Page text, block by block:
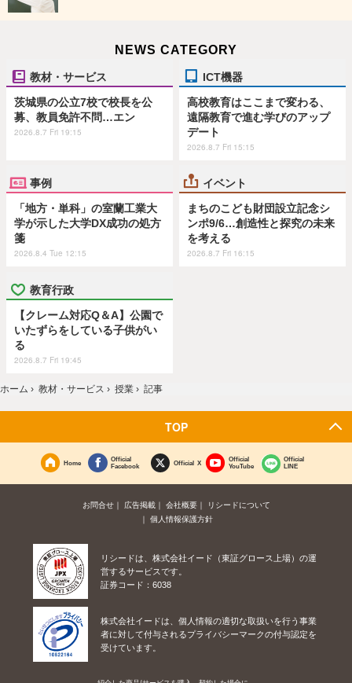
NEWS CATEGORY
教材・サービス
茨城県の公立7校で校長を公
募、教員免許不問…エン
2026.8.7 Fri 19:15
ICT機器
高校教育はここまで変わる、
遠隔教育で進む学びのアップ
デート
2026.8.7 Fri 15:15
事例
「地方・単科」の室蘭工業大
学が示した大学DX成功の処方
箋
2026.8.4 Tue 12:15
イベント
まちのこども財団設立記念シ
ンポ9/6…創造性と探究の未来
を考える
2026.8.7 Fri 16:15
教育行政
【クレーム対応Q＆A】公園で
いたずらをしている子供がい
る
2026.8.7 Fri 19:45
ホーム › 教材・サービス › 授業 › 記事
TOP
Home
Official
Facebook
Official X
Official
YouTube
Official
LINE
お問合せ 広告掲載 会社概要
リシードについて
個人情報保護方針
リシードは、株式会社イード（東証グロース上場）の運
営するサービスです。
証券コード：6038
株式会社イードは、個人情報の適切な取扱いを行う事業
者に対して付与されるプライバシーマークの付与認定を
受けています。